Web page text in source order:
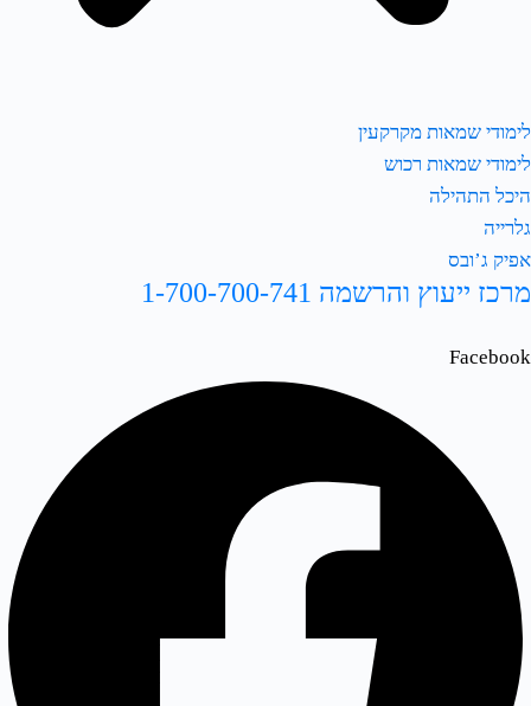
לימודי שמאות מקרקעין
לימודי שמאות רכוש
היכל התהילה
גלרייה
אפיק ג’ובס
מרכז ייעוץ והרשמה 1-700-700-741
Facebook